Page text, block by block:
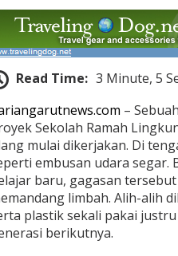
Read Time: 3 Minute, 5
–
Sekolah Ramah
mulai dikerjakan. Di
embusan udara segar.
baru, gagasan
limbah. Alih-alih
plastik sekali pakai
berikutnya.